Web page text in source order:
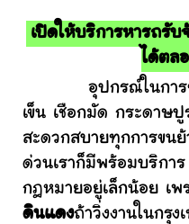
เปิดให้บริการหารถรั
ได้ตล
อุปกรณ์ในการขนย้
เข็น เชือกมัด กระดาษ
สะดวกสบายทุกการขน
ด่วนเราก็มีพร้อมบริกา
กฎหมายอยู่เล็กน้อย เพ
ดินแดงถ้าวิ่งงานในกรุง